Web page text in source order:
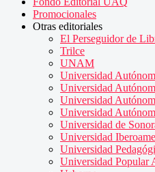
Promocionales
Otras editoriales
El Perseguidor de
Trilce
UNAM
Universidad
Universidad
Universidad
Universidad
Universidad de
Universidad
Universidad
Universidad Popular